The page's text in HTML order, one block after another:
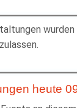
heute